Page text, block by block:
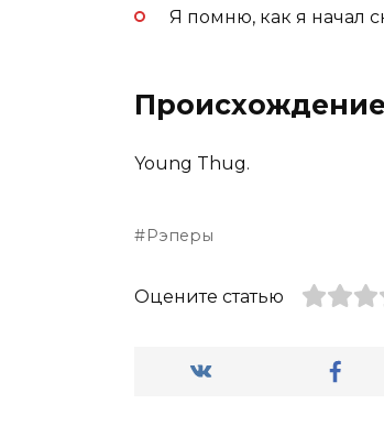
Я помню, как я начал
Young Thug.
Рэперы
Оцените статью